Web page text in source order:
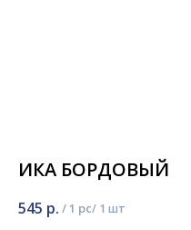
ИКА БОРДОВЫЙ
545 р. / 1 pc